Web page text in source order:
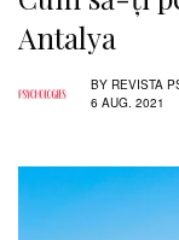
Antalya
BY REVISTA
6 AUG. 2021